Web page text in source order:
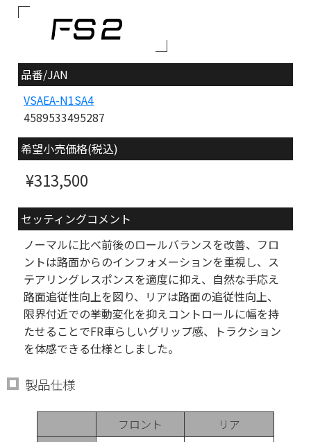
品番/JAN
VSAEA-N1SA4
4589533495287
希望小売価格(税込)
¥313,500
セッティングコメント
ノーマルに比べ前後のロールバランスを改善、フロ
ントは路面からのインフォメーションを重視し、ス
テアリングレスポンスを適度に抑え、自然な手応え
路面追従性向上を図り、リアは路面の追従性向上、
限界付近での挙動変化を抑えコントロールに幅を持
たせることでFR車らしいグリップ感、トラクション
を体感できる仕様としました。
製品仕様
フロント
リア